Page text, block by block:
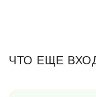
ЧТО ЕЩЕ